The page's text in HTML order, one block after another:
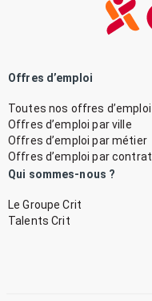
Offres d’emploi
Toutes nos offres d’emploi
Offres d’emploi par ville
Offres d’emploi par métier
Offres d’emploi par contrat
Qui sommes-nous ?
Le Groupe Crit
Talents Crit